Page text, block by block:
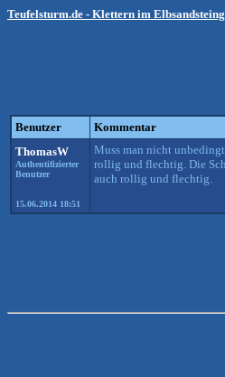
Teufelsturm.de - Klettern im
Benutzer
Kommentar
ThomasW
Authentifizierter
Benutzer
15.06.2014 18:51
Muss man nicht
rollig und flechtig. Die
auch rollig und flechtig.